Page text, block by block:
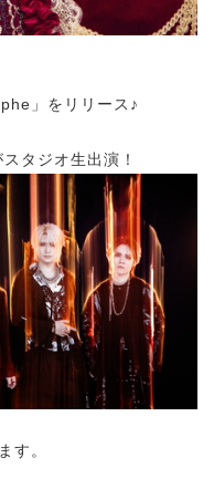
」をリリース♪
タジオ生出演！
す。